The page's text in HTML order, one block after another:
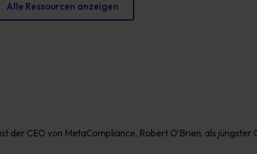
Alle Ressourcen anzeigen
der CEO von MetaCompliance, Robert O’Brien, als jüngster